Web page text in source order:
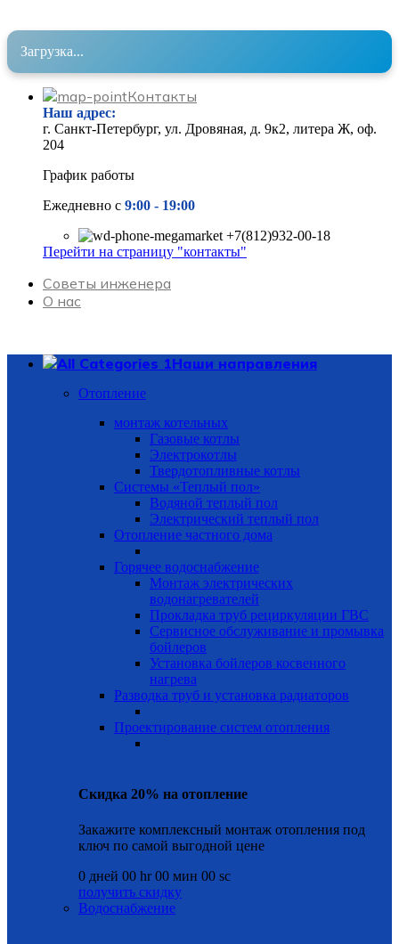
Загрузка...
Контакты
Наш адрес:
г. Санкт-Петербург, ул. Дровяная, д. 9к2, литера Ж, оф.
204
График работы
Ежедневно с 9:00 - 19:00
+7(812)932-00-18
Перейти на страницу "контакты"
Советы инженера
О нас
Наши направления
Отопление
монтаж котельных
Газовые котлы
Электрокотлы
Твердотопливные котлы
Системы «Теплый пол»
Водяной теплый пол
Электрический теплый пол
Отопление частного дома
Горячее водоснабжение
Монтаж электрических
водонагревателей
Прокладка труб рециркуляции ГВС
Сервисное обслуживание и промывка
бойлеров
Установка бойлеров косвенного
нагрева
Разводка труб и установка радиаторов
Проектирование систем отопления
Скидка 20% на отопление
Закажите комплексный монтаж отопления под
ключ по самой выгодной цене
0 дней 00 hr00 мин 00 sc
получить скидку
Водоснабжение